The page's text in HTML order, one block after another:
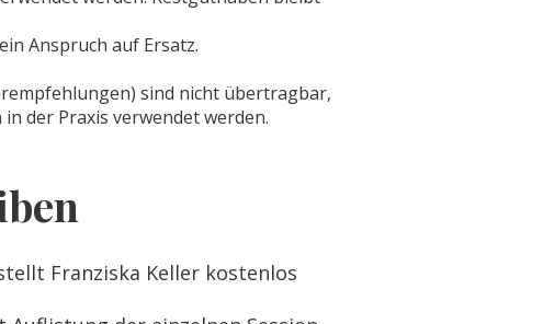
Anspruch auf Ersatz.
sind nicht übertragbar,
der Praxis verwendet werden.
Franziska Keller kostenlos